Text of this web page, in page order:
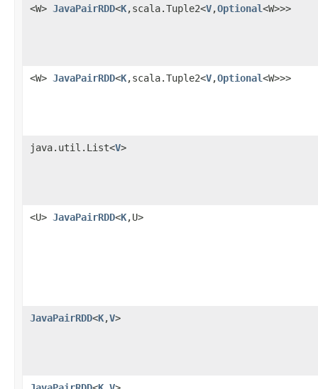
<W> JavaPairRDD<K,scala.Tuple2<V,Optional<W>>>
<W> JavaPairRDD<K,scala.Tuple2<V,Optional<W>>>
java.util.List<V>
<U> JavaPairRDD<K,U>
JavaPairRDD<K,V>